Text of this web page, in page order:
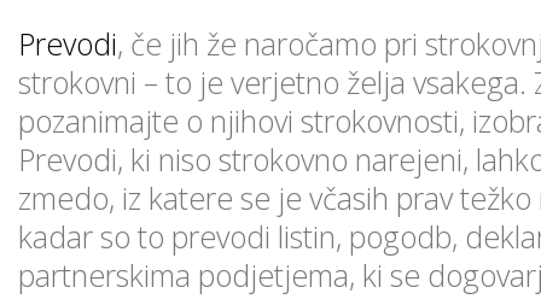
Prevodi, če jih že naročamo pri
strokovni – to je verjetno želja
pozanimajte o njihovi strokovnosti,
Prevodi, ki niso strokovno narejeni,
zmedo, iz katere se je včasih prav
kadar so to prevodi listin, pogodb,
partnerskima podjetjema, ki se